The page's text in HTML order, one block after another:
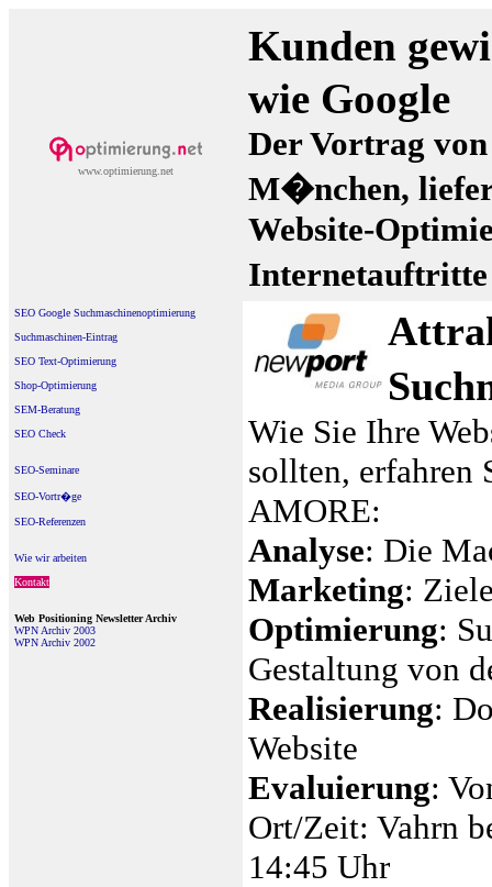
www.optimierung.net
Kunden
wie Google
Der Vortrag
M�nchen,
Website-
SEO Google Suchmaschinenoptimierung
Suchmaschinen-Eintrag
SEO Text-Optimierung
Shop-Optimierung
SEM-Beratung
SEO Check
SEO-Seminare
SEO-Vortr�ge
SEO-Referenzen
Wie wir arbeiten
Kontakt
Web Positioning Newsletter Archiv
WPN Archiv 2003
WPN Archiv 2002
Wie Sie Ihre
sollten, erfahren
AMORE:
Analyse: Die
Marketing:
Optimierung:
Gestaltung von
Realisierung:
Website
Evaluierung:
Ort/Zeit: Vahrn
14:45 Uhr